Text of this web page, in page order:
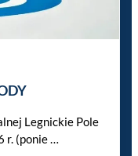
Legnickie Pole
r. (ponie …